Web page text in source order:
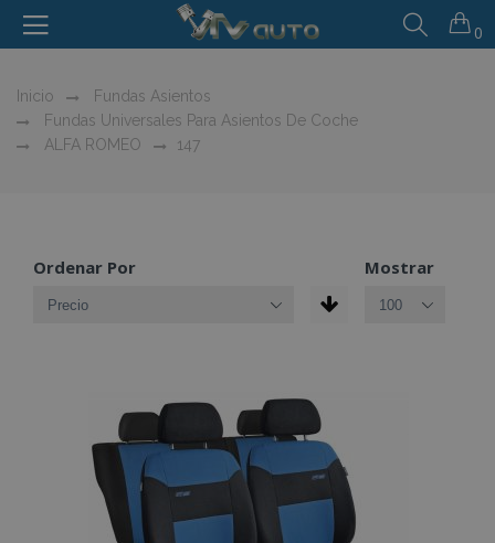
0
Inicio
Fundas Asientos
Fundas Universales Para Asientos De Coche
ALFA ROMEO
147
Ordenar Por Mostrar